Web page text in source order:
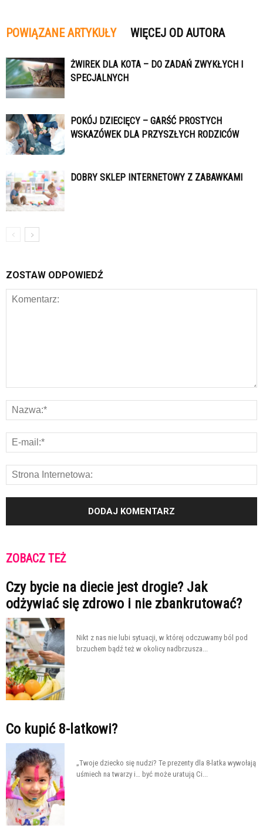
POWIĄZANE ARTYKUŁY WIĘCEJ OD AUTORA
ŻWIREK DLA KOTA – DO ZADAŃ ZWYKŁYCH I
SPECJALNYCH
POKÓJ DZIECIĘCY – GARŚĆ PROSTYCH
WSKAZÓWEK DLA PRZYSZŁYCH RODZICÓW
DOBRY SKLEP INTERNETOWY Z ZABAWKAMI
ZOSTAW ODPOWIEDŹ
ZOBACZ TEŻ
Czy bycie na diecie jest drogie? Jak
odżywiać się zdrowo i nie zbankrutować?
Nikt z nas nie lubi sytuacji, w której odczuwamy ból pod
brzuchem bądź też w okolicy nadbrzusza...
Co kupić 8-latkowi?
„Twoje dziecko się nudzi? Te prezenty dla 8-latka wywołają
uśmiech na twarzy i… być może uratują Ci...